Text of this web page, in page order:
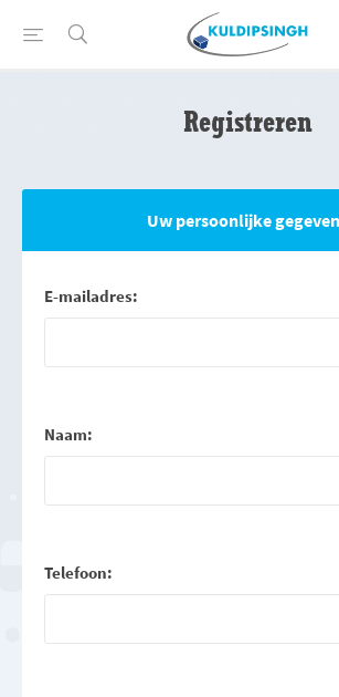
Registreren
Uw persoonlijke
E-mailadres:
Naam:
Telefoon: